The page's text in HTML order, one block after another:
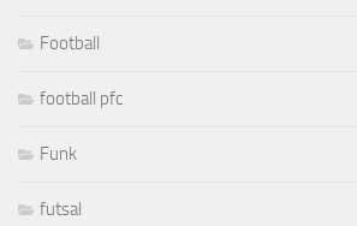
Football
football pfc
Funk
futsal